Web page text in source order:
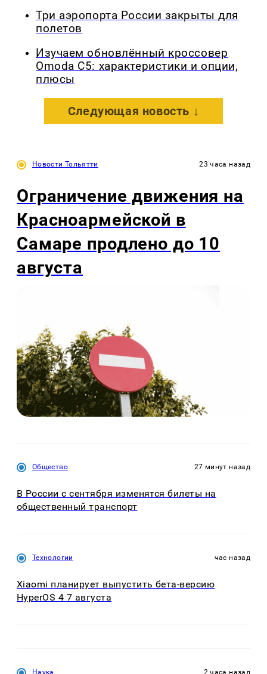
Три аэропорта России закрыты для
полетов
Изучаем обновлённый кроссовер
Omoda C5: характеристики и опции,
плюсы
Следующая новость ↓
Новости Тольятти 23 часа назад
Ограничение движения на
Красноармейской в
Самаре продлено до 10
августа
Общество 27 минут назад
В России с сентября изменятся билеты на
общественный транспорт
Технологии час назад
Xiaomi планирует выпустить бета-версию
HyperOS 4 7 августа